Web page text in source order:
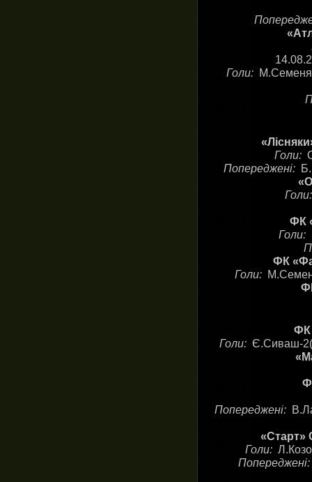
Голи:
Голи:
Попереджені:
ФК
Голи:
ФК
Голи:
ФК
Голи: Є.Сиваш-
Попереджені:
«Старт»
Голи: